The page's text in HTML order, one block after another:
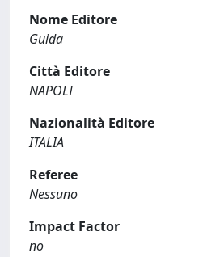
Nome Editore
Guida
Città Editore
NAPOLI
Nazionalità Editore
ITALIA
Referee
Nessuno
Impact Factor
no